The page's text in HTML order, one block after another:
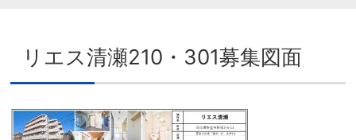
リエス清瀬210・301募集図面